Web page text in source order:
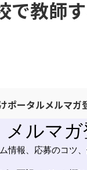
で教師
ポータルメルマガ